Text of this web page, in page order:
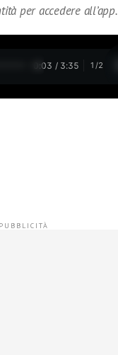
per accedere all’app.
0:04 / 3:35 1 /2